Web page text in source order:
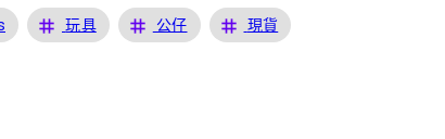
tag 玩具 tag 公仔 tag 現貨